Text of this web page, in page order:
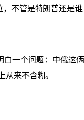
不管是特朗普还是
白一个问题：中俄这
从来不含糊。